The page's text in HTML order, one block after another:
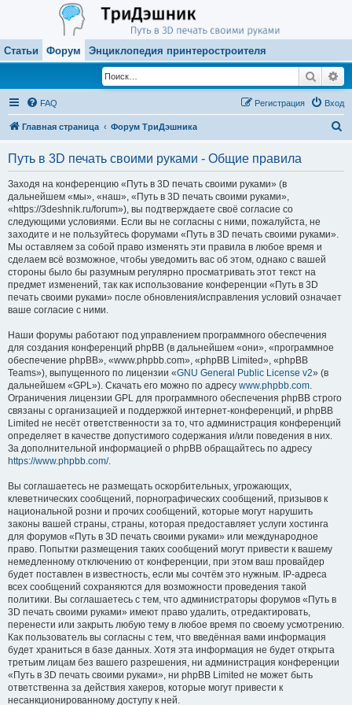
Статьи Форум Энциклопедия принтеростроителя
Поиск
FAQ Вход
Регистрация
Главная страница Форум ТриДэшника
Путь в 3D печать своими руками - Общие правила
Заходя на конференцию «Путь в 3D печать своими руками» (в
дальнейшем «мы», «наш», «Путь в 3D печать своими руками»,
«https://3deshnik.ru/forum»), вы подтверждаете своё согласие со
следующими условиями. Если вы не согласны с ними, пожалуйста, не
заходите и не пользуйтесь форумами «Путь в 3D печать своими руками».
Мы оставляем за собой право изменять эти правила в любое время и
сделаем всё возможное, чтобы уведомить вас об этом, однако с вашей
стороны было бы разумным регулярно просматривать этот текст на
предмет изменений, так как использование конференции «Путь в 3D
печать своими руками» после обновления/исправления условий означает
ваше согласие с ними.
Наши форумы работают под управлением программного обеспечения
для создания конференций phpBB (в дальнейшем «они», «программное
обеспечение phpBB», «www.phpbb.com», «phpBB Limited», «phpBB
Teams»), выпущенного по лицензии «GNU General Public License v2» (в
дальнейшем «GPL»). Скачать его можно по адресу www.phpbb.com.
Ограничения лицензии GPL для программного обеспечения phpBB строго
связаны с организацией и поддержкой интернет-конференций, и phpBB
Limited не несёт ответственности за то, что администрация конференций
определяет в качестве допустимого содержания и/или поведения в них.
За дополнительной информацией о phpBB обращайтесь по адресу
https://www.phpbb.com/.
Вы соглашаетесь не размещать оскорбительных, угрожающих,
клеветнических сообщений, порнографических сообщений, призывов к
национальной розни и прочих сообщений, которые могут нарушить
законы вашей страны, страны, которая предоставляет услуги хостинга
для форумов «Путь в 3D печать своими руками» или международное
право. Попытки размещения таких сообщений могут привести к вашему
немедленному отключению от конференции, при этом ваш провайдер
будет поставлен в известность, если мы сочтём это нужным. IP-адреса
всех сообщений сохраняются для возможности проведения такой
политики. Вы соглашаетесь с тем, что администраторы форумов «Путь в
3D печать своими руками» имеют право удалить, отредактировать,
перенести или закрыть любую тему в любое время по своему усмотрению.
Как пользователь вы согласны с тем, что введённая вами информация
будет храниться в базе данных. Хотя эта информация не будет открыта
третьим лицам без вашего разрешения, ни администрация конференции
«Путь в 3D печать своими руками», ни phpBB Limited не может быть
ответственна за действия хакеров, которые могут привести к
несанкционированному доступу к ней.